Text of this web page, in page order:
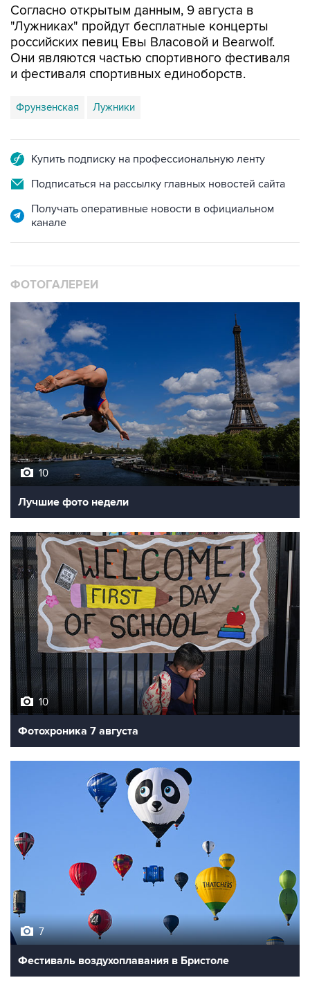
Согласно открытым данным, 9 августа в
"Лужниках" пройдут бесплатные концерты
российских певиц Евы Власовой и Bearwolf.
Они являются частью спортивного фестиваля
и фестиваля спортивных единоборств.
Фрунзенская Лужники
Купить подписку на профессиональную ленту
Подписаться на рассылку главных новостей сайта
Получать оперативные новости в официальном
канале
ФОТОГАЛЕРЕИ
10
Лучшие фото недели
10
Фотохроника 7 августа
7
Фестиваль воздухоплавания в Бристоле